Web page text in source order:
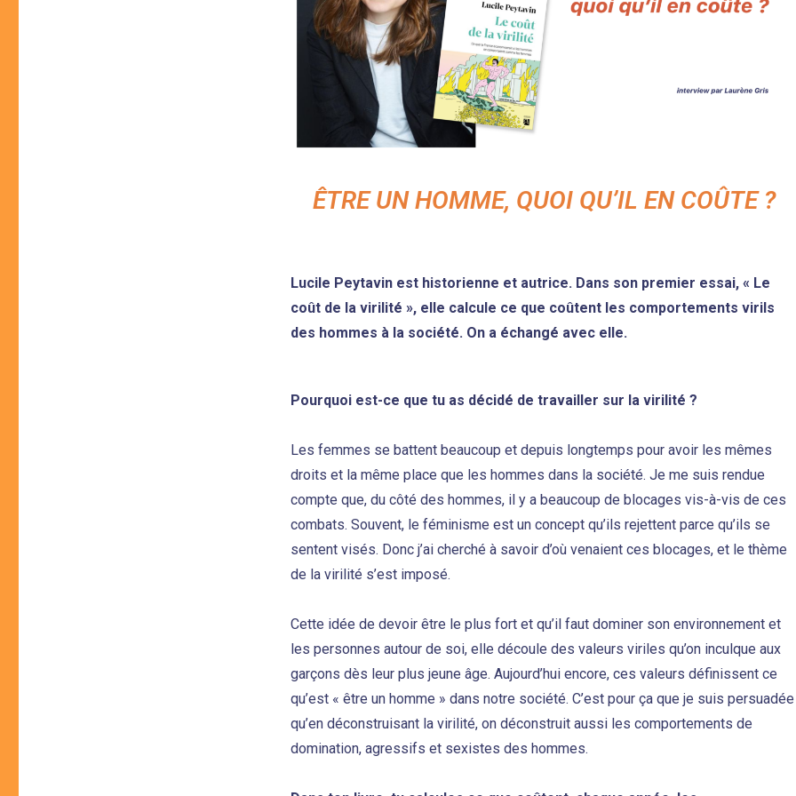
ÊTRE UN HOMME, QUOI QU’IL EN COÛTE ?
Lucile Peytavin est historienne et autrice. Dans son premier essai, « Le
coût de la virilité », elle calcule ce que coûtent les comportements virils
des hommes à la société. On a échangé avec elle.
Pourquoi est-ce que tu as décidé de travailler sur la virilité ?
Les femmes se battent beaucoup et depuis longtemps pour avoir les mêmes
droits et la même place que les hommes dans la société. Je me suis rendue
compte que, du côté des hommes, il y a beaucoup de blocages vis-à-vis de ces
combats. Souvent, le féminisme est un concept qu’ils rejettent parce qu’ils se
sentent visés. Donc j’ai cherché à savoir d’où venaient ces blocages, et le thème
de la virilité s’est imposé.
Cette idée de devoir être le plus fort et qu’il faut dominer son environnement et
les personnes autour de soi, elle découle des valeurs viriles qu’on inculque aux
garçons dès leur plus jeune âge. Aujourd’hui encore, ces valeurs définissent ce
qu’est « être un homme » dans notre société. C’est pour ça que je suis persuadée
qu’en déconstruisant la virilité, on déconstruit aussi les comportements de
domination, agressifs et sexistes des hommes.